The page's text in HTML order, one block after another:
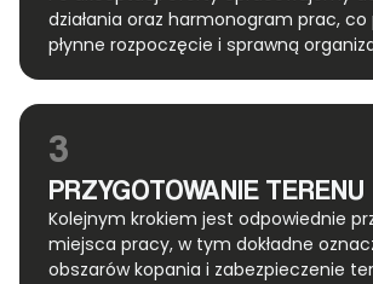
działania oraz harmonogram prac, co
płynne rozpoczęcie i sprawną
3
PRZYGOTOWANIE TERENU
Kolejnym krokiem jest odpowiednie
miejsca pracy, w tym dokładne
obszarów kopania i zabezpieczenie